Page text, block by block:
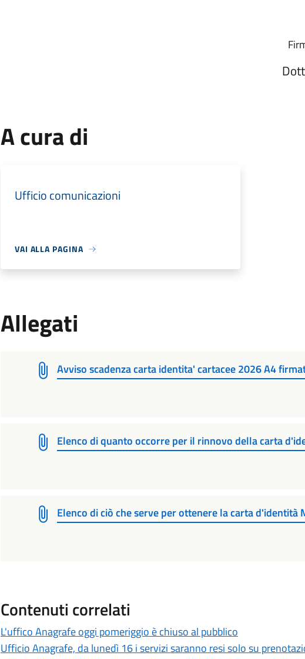
Dott. Giuseppe
A cura di
Ufficio comunicazioni
VAI ALLA PAGINA
Allegati
Avviso scadenza carta identita' cartacee 2026 A4
Elenco di quanto occorre per il rinnovo della carta
Elenco di ciò che serve per ottenere la carta d'identità
Contenuti correlati
L'uffico Anagrafe oggi pomeriggio è chiuso al pubblico
Ufficio Anagrafe, da lunedì 16 i servizi saranno resi solo su